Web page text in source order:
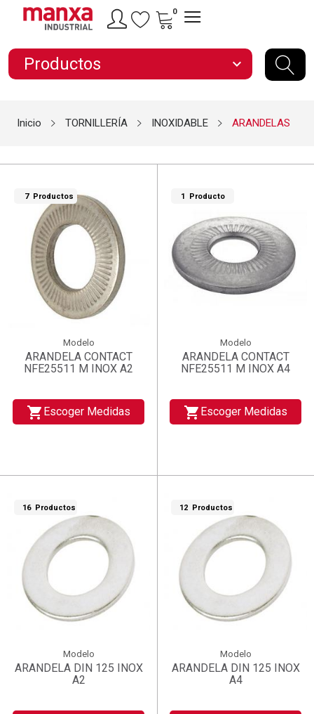
0
Productos expand_more
Inicio TORNILLERÍA INOXIDABLE ARANDELAS
7 Productos
Modelo
ARANDELA CONTACT
NFE25511 M INOX A2
shopping_cart Escoger Medidas
1 Producto
Modelo
ARANDELA CONTACT
NFE25511 M INOX A4
shopping_cart Escoger Medidas
16 Productos
Modelo
ARANDELA DIN 125 INOX
A2
12 Productos
Modelo
ARANDELA DIN 125 INOX
A4